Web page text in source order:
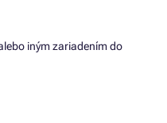
iným zariadením do